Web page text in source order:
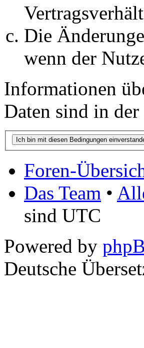
Die
wenn der
Informationen
Daten sind in
Foren-
Das Team •
sind UTC
Powered by
Deutsche